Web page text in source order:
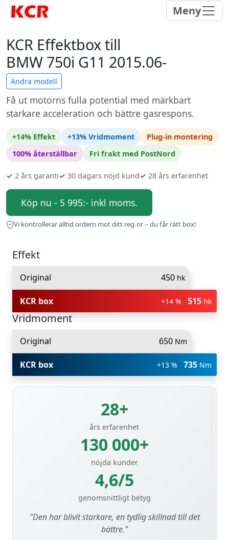
Meny
KCR Effektbox till
BMW 750i G11 2015.06-
Ändra modell
Få ut motorns fulla potential med märkbart
starkare acceleration och bättre gasrespons.
+14% Effekt +13% Vridmoment
Plug-in montering
100% återställbar
Fri frakt med PostNord
✓ 2 års garanti✓ 30 dagars nöjd kund✓ 28 års erfarenhet
Köp nu - 5 995:- inkl moms.
Vi kontrollerar alltid ordern mot ditt reg.nr – du får rätt box!
Effekt
Original 450 hk
KCR box +14 % 515 hk
Vridmoment
Original 650 Nm
KCR box +13 % 735 Nm
28+
års erfarenhet
130 000+
nöjda kunder
4,6/5
genomsnittligt betyg
"Den har blivit starkare, en tydlig skillnad till det
bättre."